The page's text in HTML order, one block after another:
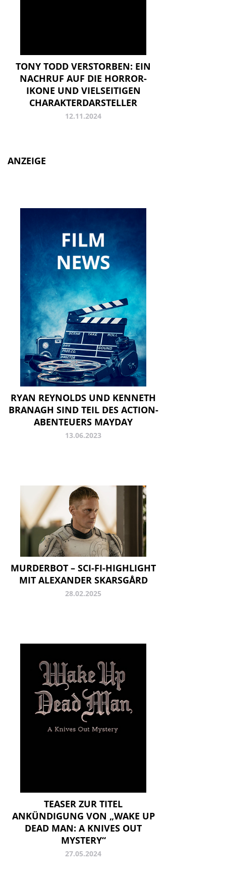
TONY TODD VERSTORBEN: EIN
NACHRUF AUF DIE HORROR-
IKONE UND VIELSEITIGEN
CHARAKTERDARSTELLER
12.11.2024
ANZEIGE
RYAN REYNOLDS UND KENNETH
BRANAGH SIND TEIL DES ACTION-
ABENTEUERS MAYDAY
13.06.2023
MURDERBOT – SCI-FI-HIGHLIGHT
MIT ALEXANDER SKARSGÅRD
28.02.2025
TEASER ZUR TITEL
ANKÜNDIGUNG VON „WAKE UP
DEAD MAN: A KNIVES OUT
MYSTERY“
27.05.2024